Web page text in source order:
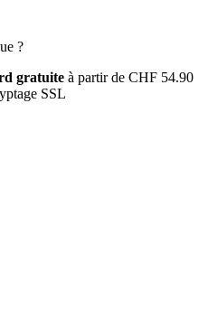
?
gratuite à partir de CHF 54.90
SSL